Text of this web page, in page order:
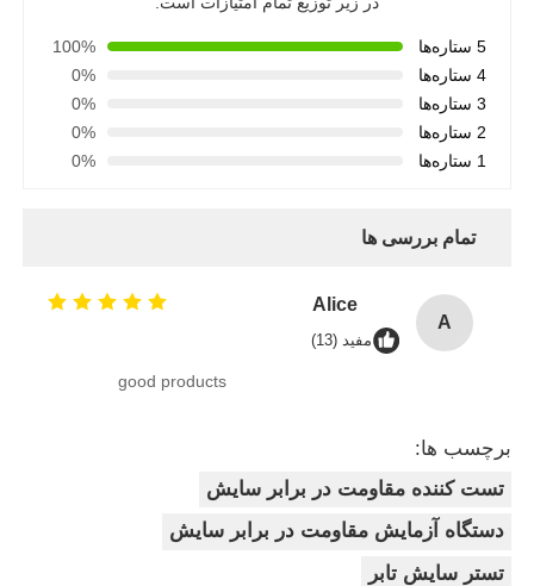
5 ستاره‌ها
100%
4 ستاره‌ها
0%
3 ستاره‌ها
0%
2 ستاره‌ها
0%
1 ستاره‌ها
0%
تمام بررسی ها
A
Alice
مفید (13)
good products
برچسب ها:
تست کننده مقاومت در برابر سایش
دستگاه آزمایش مقاومت در برابر سایش
تستر سایش تابر